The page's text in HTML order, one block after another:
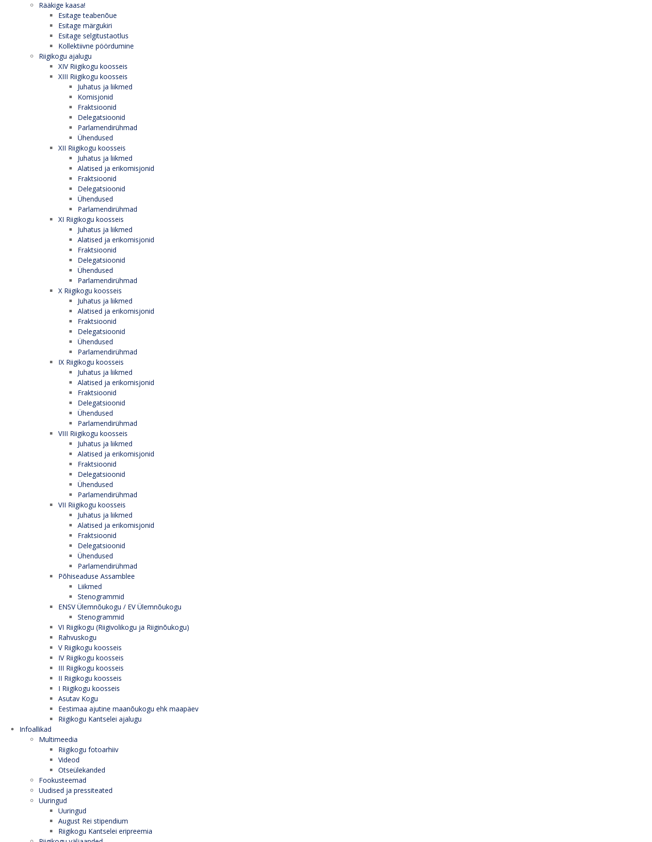
Rääkige kaasa!
Esitage teabenõue
Esitage märgukiri
Esitage selgitustaotlus
Kollektiivne pöördumine
Riigikogu ajalugu
XIV Riigikogu koosseis
XIII Riigikogu koosseis
Juhatus ja liikmed
Komisjonid
Fraktsioonid
Delegatsioonid
Parlamendirühmad
Ühendused
XII Riigikogu koosseis
Juhatus ja liikmed
Alatised ja erikomisjonid
Fraktsioonid
Delegatsioonid
Ühendused
Parlamendirühmad
XI Riigikogu koosseis
Juhatus ja liikmed
Alatised ja erikomisjonid
Fraktsioonid
Delegatsioonid
Ühendused
Parlamendirühmad
X Riigikogu koosseis
Juhatus ja liikmed
Alatised ja erikomisjonid
Fraktsioonid
Delegatsioonid
Ühendused
Parlamendirühmad
IX Riigikogu koosseis
Juhatus ja liikmed
Alatised ja erikomisjonid
Fraktsioonid
Delegatsioonid
Ühendused
Parlamendirühmad
VIII Riigikogu koosseis
Juhatus ja liikmed
Alatised ja erikomisjonid
Fraktsioonid
Delegatsioonid
Ühendused
Parlamendirühmad
VII Riigikogu koosseis
Juhatus ja liikmed
Alatised ja erikomisjonid
Fraktsioonid
Delegatsioonid
Ühendused
Parlamendirühmad
Põhiseaduse Assamblee
Liikmed
Stenogrammid
ENSV Ülemnõukogu / EV Ülemnõukogu
Stenogrammid
VI Riigikogu (Riigivolikogu ja Riiginõukogu)
Rahvuskogu
V Riigikogu koosseis
IV Riigikogu koosseis
III Riigikogu koosseis
II Riigikogu koosseis
I Riigikogu koosseis
Asutav Kogu
Eestimaa ajutine maanõukogu ehk maapäev
Riigikogu Kantselei ajalugu
Infoallikad
Multimeedia
Riigikogu fotoarhiiv
Videod
Otseülekanded
Fookusteemad
Uudised ja pressiteated
Uuringud
Uuringud
August Rei stipendium
Riigikogu Kantselei eripreemia